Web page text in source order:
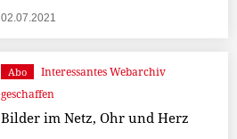
02.07.2021
Abo
Interessantes Webarchiv
geschaffen
Bilder im Netz, Ohr und Herz